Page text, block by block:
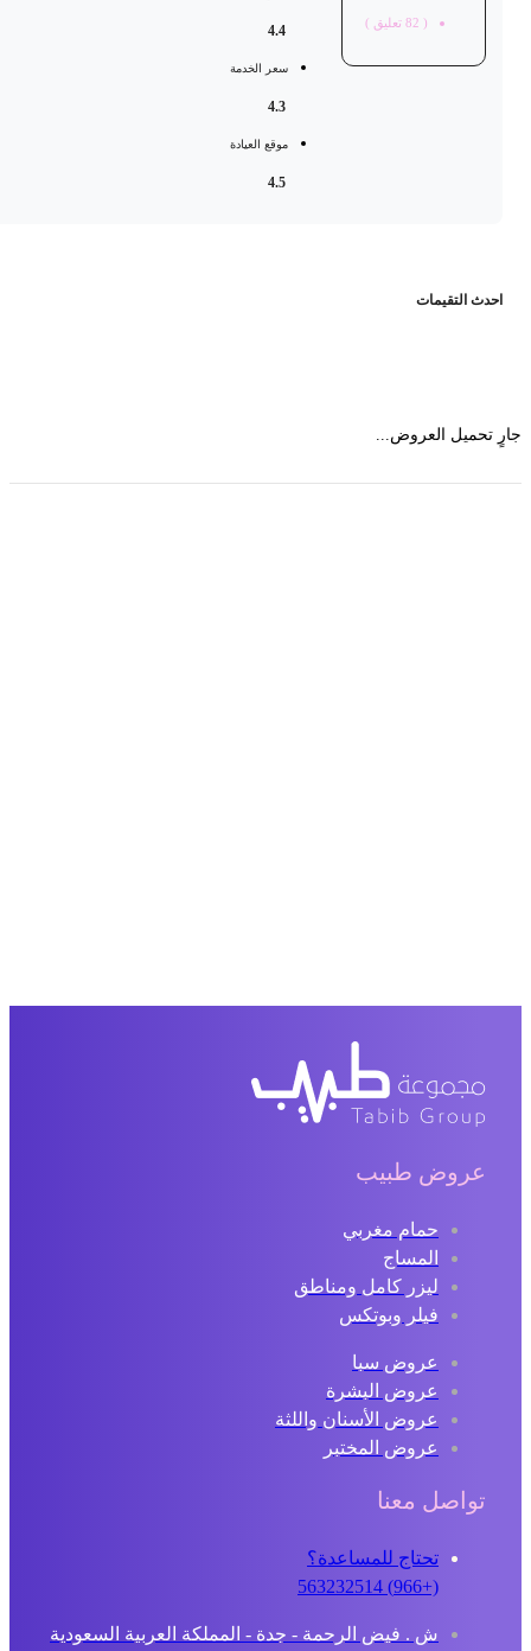
82 تعليق )
سعر الخدمة
موقع العيادة
التقيمات
تحميل العروض...
عروض طبيب
حمام مغربي
المساج
ليزر كامل ومناطق
فيلر وبوتكس
عروض سبا
عروض البشرة
عروض الأسنان واللثة
عروض المختبر
تواصل معنا
تحتاج للمساعدة؟
ش . فيض الرحمة - جدة - المملكة العربية السعودية